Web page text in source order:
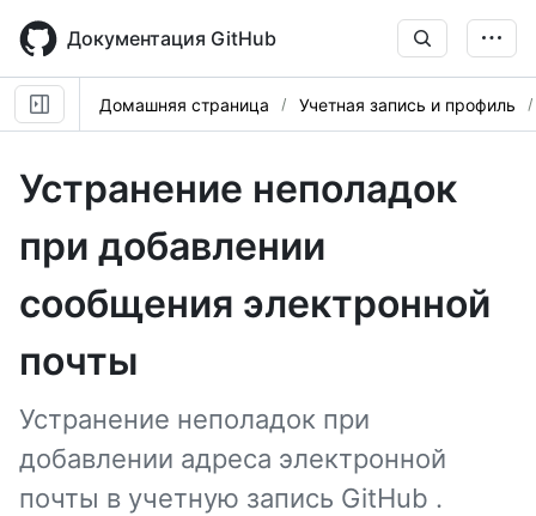
main
content
Документация GitHub
Домашняя страница Учетная запись и профиль
Устранение неполадок
при добавлении
сообщения электронной
почты
Устранение неполадок при
добавлении адреса электронной
почты в учетную запись GitHub .